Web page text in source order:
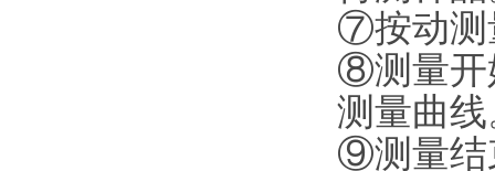
⑦按动测
⑧测量开
测量曲
⑨测量结